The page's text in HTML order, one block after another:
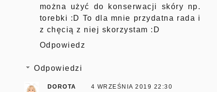
można użyć do konserwacji skóry np.
torebki :D To dla mnie przydatna rada i
z chęcią z niej skorzystam :D
Odpowiedz
Odpowiedzi
DOROTA 4 WRZEŚNIA 2019 22:30